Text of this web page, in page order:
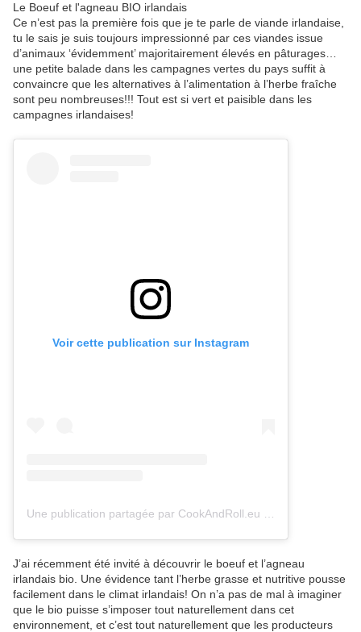
Le Boeuf et l'agneau BIO irlandais
Ce n’est pas la première fois que je te parle de viande irlandaise,
tu le sais je suis toujours impressionné par ces viandes issue
d’animaux ‘évidemment’ majoritairement élevés en pâturages…
une petite balade dans les campagnes vertes du pays suffit à
convaincre que les alternatives à l’alimentation à l’herbe fraîche
sont peu nombreuses!!! Tout est si vert et paisible dans les
campagnes irlandaises!
Voir cette publication sur Instagram
J’ai récemment été invité à découvrir le boeuf et l’agneau
irlandais bio. Une évidence tant l’herbe grasse et nutritive pousse
facilement dans le climat irlandais! On n’a pas de mal à imaginer
que le bio puisse s’imposer tout naturellement dans cet
environnement, et c’est tout naturellement que les producteurs